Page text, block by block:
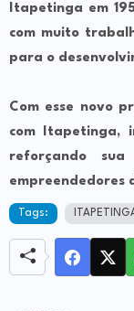
Itapetinga em
com muito
para o
Com esse novo
com Itapetinga,
reforçando
empreendedores
Tags: